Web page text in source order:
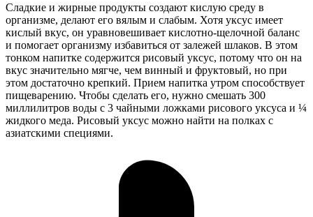
Сладкие и жирные продукты создают кислую среду в
организме, делают его вялым и слабым. Хотя уксус имеет
кислый вкус, он уравновешивает кислотно-щелочной баланс
и помогает организму избавиться от залежей шлаков. В этом
тонком напитке содержится рисовый уксус, потому что он на
вкус значительно мягче, чем винный и фруктовый, но при
этом достаточно крепкий. Прием напитка утром способствует
пищеварению. Чтобы сделать его, нужно смешать 300
миллилитров воды с 3 чайными ложками рисового уксуса и ¼
жидкого меда. Рисовый уксус можно найти на полках с
азиатскими специями.